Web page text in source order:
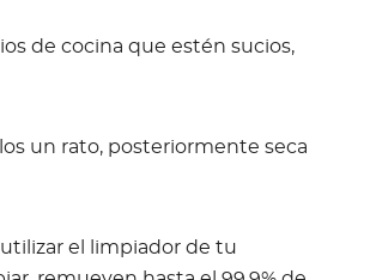
de cocina que estén sucios,
un rato, posteriormente seca
utilizar el limpiador de tu